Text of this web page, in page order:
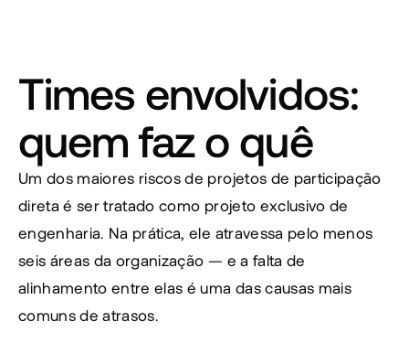
Times envolvidos:
quem faz o quê
Um dos maiores riscos de projetos de participação
direta é ser tratado como projeto exclusivo de
engenharia. Na prática, ele atravessa pelo menos
seis áreas da organização — e a falta de
alinhamento entre elas é uma das causas mais
comuns de atrasos.